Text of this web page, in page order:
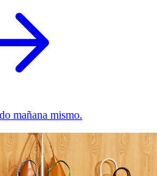
mañana mismo.